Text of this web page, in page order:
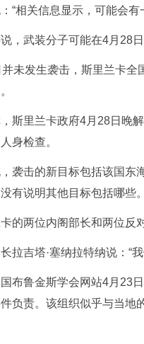
相关信息显示，可能会有
武装分子可能在4月28日
发生袭击，斯里兰卡全
里兰卡政府4月28日晚解
身检查。
击的新目标包括该国东海
有说明其他目标包括哪些。
两位内阁部长和两位反对
吉塔·塞纳拉特纳说：“我
鲁金斯学会网站4月23日
负责。该组织似乎与当地